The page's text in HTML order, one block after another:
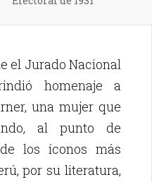
el Jurado Nacional
homenaje a
una mujer que
al punto de
los íconos más
por su literatura,